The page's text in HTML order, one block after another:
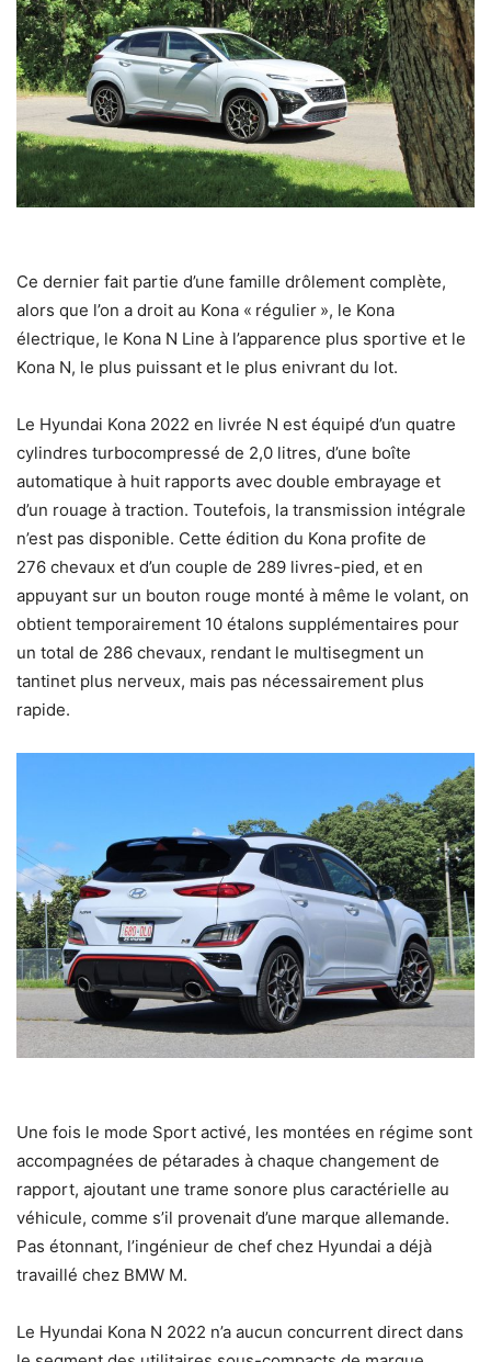
Ce dernier fait partie d’une famille drôlement complète,
alors que l’on a droit au Kona « régulier », le Kona
électrique, le Kona N Line à l’apparence plus sportive et le
Kona N, le plus puissant et le plus enivrant du lot.
Le Hyundai Kona 2022 en livrée N est équipé d’un quatre
cylindres turbocompressé de 2,0 litres, d’une boîte
automatique à huit rapports avec double embrayage et
d’un rouage à traction. Toutefois, la transmission intégrale
n’est pas disponible. Cette édition du Kona profite de
276 chevaux et d’un couple de 289 livres-pied, et en
appuyant sur un bouton rouge monté à même le volant, on
obtient temporairement 10 étalons supplémentaires pour
un total de 286 chevaux, rendant le multisegment un
tantinet plus nerveux, mais pas nécessairement plus
rapide.
Une fois le mode Sport activé, les montées en régime sont
accompagnées de pétarades à chaque changement de
rapport, ajoutant une trame sonore plus caractérielle au
véhicule, comme s’il provenait d’une marque allemande.
Pas étonnant, l’ingénieur de chef chez Hyundai a déjà
travaillé chez BMW M.
Le Hyundai Kona N 2022 n’a aucun concurrent direct dans